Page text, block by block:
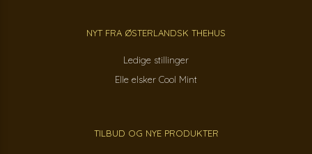
NYT FRA ØSTERLANDSK THEHUS
Ledige stillinger
Elle elsker Cool Mint
TILBUD OG NYE PRODUKTER